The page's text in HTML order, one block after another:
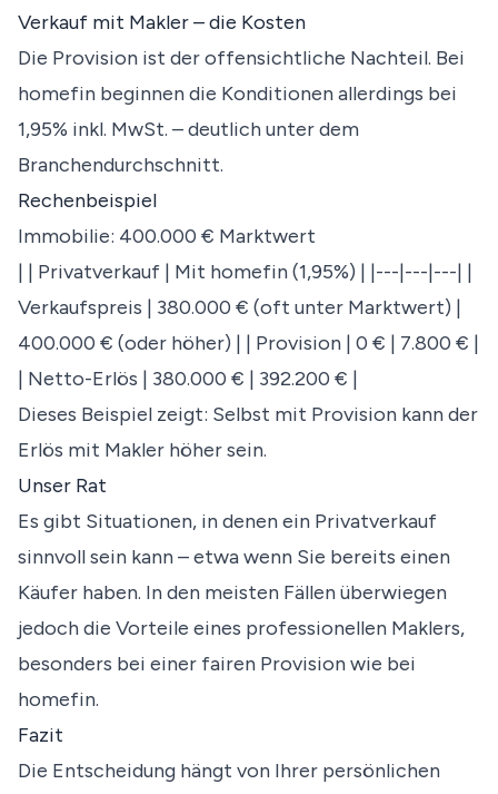
Verkauf mit Makler – die Kosten
Die Provision ist der offensichtliche Nachteil. Bei
homefin beginnen die Konditionen allerdings bei
1,95% inkl. MwSt. – deutlich unter dem
Branchendurchschnitt.
Rechenbeispiel
Immobilie: 400.000 € Marktwert
| | Privatverkauf | Mit homefin (1,95%) | |---|---|---| |
Verkaufspreis | 380.000 € (oft unter Marktwert) |
400.000 € (oder höher) | | Provision | 0 € | 7.800 € |
| Netto-Erlös | 380.000 € | 392.200 € |
Dieses Beispiel zeigt: Selbst mit Provision kann der
Erlös mit Makler höher sein.
Unser Rat
Es gibt Situationen, in denen ein Privatverkauf
sinnvoll sein kann – etwa wenn Sie bereits einen
Käufer haben. In den meisten Fällen überwiegen
jedoch die Vorteile eines professionellen Maklers,
besonders bei einer fairen Provision wie bei
homefin.
Fazit
Die Entscheidung hängt von Ihrer persönlichen